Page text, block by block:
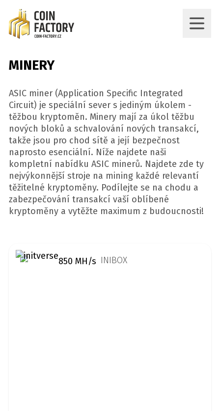
MINERY
ASIC miner (Application Specific Integrated
Circuit) je speciální sever s jediným úkolem -
těžbou kryptoměn. Minery mají za úkol těžbu
nových bloků a schvalování nových transakcí,
takže jsou pro chod sítě a její bezpečnost
naprosto esenciální. Níže najdete naši
kompletní nabídku ASIC minerů. Najdete zde ty
nejvýkonnější stroje na mining každé relevantí
těžitelné kryptoměny. Podílejte se na chodu a
zabezpečování transakcí vaší oblíbené
kryptoměny a vytěžte maximum z budoucnosti!
850 MH/s